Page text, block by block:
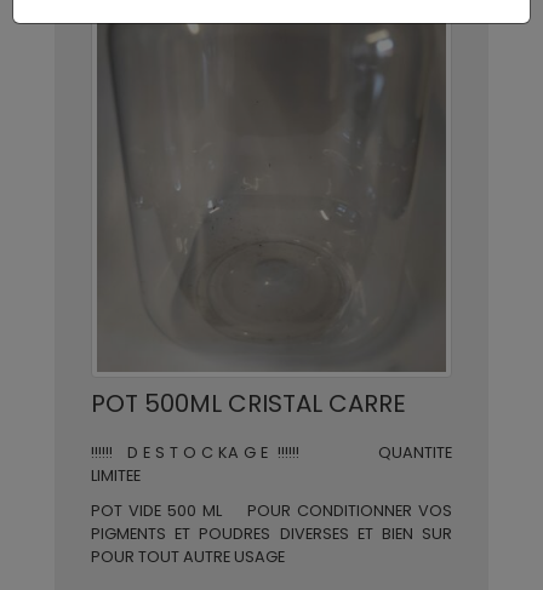
POT 500ML CRISTAL CARRE
!!!!!! D E S T O C KA G E !!!!!! QUANTITE
LIMITEE
POT VIDE 500 ML POUR CONDITIONNER VOS
PIGMENTS ET POUDRES DIVERSES ET BIEN SUR
POUR TOUT AUTRE USAGE